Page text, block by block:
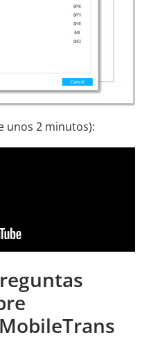
unos 2 minutos):